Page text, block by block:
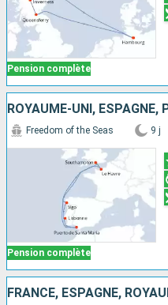
Pension complète
Pension complète
Freedom of the Seas 9 j
FRANCE, ESPAGNE,